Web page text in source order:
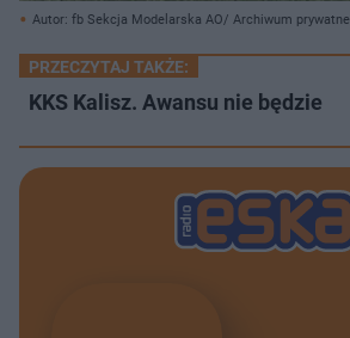
Autor: fb Sekcja Modelarska AO/ Archiwum prywatne
PRZECZYTAJ TAKŻE:
KKS Kalisz. Awansu nie będzie